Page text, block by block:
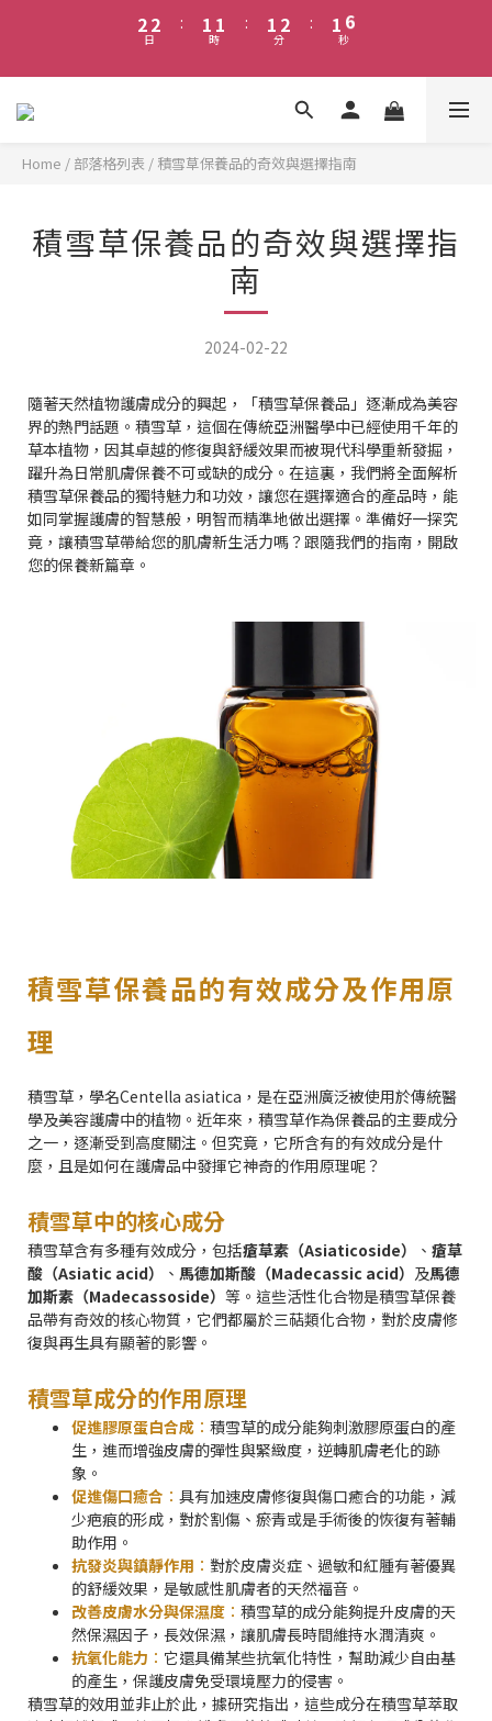
早鳥優惠7折起｜消費滿1000享免運｜滿3000元即可加入VIP群組
享有更多福利
2
1
0
2
1
0
日
:
1
0
1
0
時
:
1
0
2
1
0
分
:
1
0
5
4
3
2
1
秒
早鳥優惠7折起｜消費滿1000享免運｜滿3000元即可加入VIP群組
Home / 部落格列表 / 積雪草保養品的奇效與選擇指南
積雪草保養品的奇效與選擇指
南
2024-02-22
隨著天然植物護膚成分的興起，「積雪草保養品」逐漸成為美容
界的熱門話題。積雪草，這個在傳統亞洲醫學中已經使用千年的
草本植物，因其卓越的修復與舒緩效果而被現代科學重新發掘，
躍升為日常肌膚保養不可或缺的成分。在這裏，我們將全面解析
積雪草保養品的獨特魅力和功效，讓您在選擇適合的產品時，能
如同掌握護膚的智慧般，明智而精準地做出選擇。準備好一探究
竟，讓積雪草帶給您的肌膚新生活力嗎？跟隨我們的指南，開啟
您的保養新篇章。
積雪草保養品的有效成分及作用原
理
積雪草，學名Centella asiatica，是在亞洲廣泛被使用於傳統醫
學及美容護膚中的植物。近年來，積雪草作為保養品的主要成分
之一，逐漸受到高度關注。但究竟，它所含有的有效成分是什
麼，且是如何在護膚品中發揮它神奇的作用原理呢？
積雪草中的核心成分
積雪草含有多種有效成分，包括瘡草素（Asiaticoside） 、 瘡草
酸（Asiatic acid）
、 馬德加斯酸（Madecassic acid） 及馬德
加斯素（Madecassoside） 等。這些活性化合物是積雪草保養
品帶有奇效的核心物質，它們都屬於三萜類化合物，對於皮膚修
復與再生具有顯著的影響。
積雪草成分的作用原理
促進膠原蛋白合成 ： 積雪草的成分能夠刺激膠原蛋白的產
生，進而增強皮膚的彈性與緊緻度，逆轉肌膚老化的跡
象。
促進傷口癒合 ： 具有加速皮膚修復與傷口癒合的功能，減
少疤痕的形成，對於割傷、瘀青或是手術後的恢復有著輔
助作用。
抗發炎與鎮靜作用 ： 對於皮膚炎症、過敏和紅腫有著優異
的舒緩效果，是敏感性肌膚者的天然福音。
改善皮膚水分與保濕度 ： 積雪草的成分能夠提升皮膚的天
然保濕因子，長效保濕，讓肌膚長時間維持水潤清爽。
抗氧化能力 ： 它還具備某些抗氧化特性，幫助減少自由基
的產生，保護皮膚免受環境壓力的侵害。
積雪草的效用並非止於此，據研究指出，這些成分在積雪草萃取